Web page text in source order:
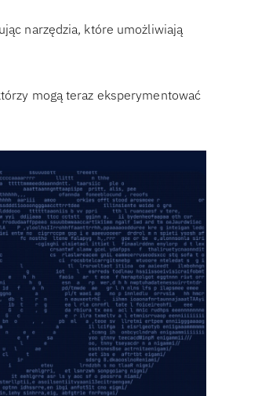
narzędzia, które umożliwiają
mogą teraz eksperymentować